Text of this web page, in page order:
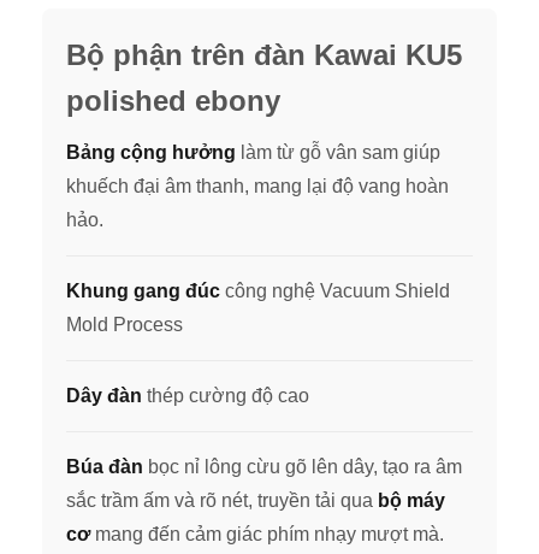
Bộ phận trên đàn Kawai KU5
polished ebony
Bảng cộng hưởng làm từ gỗ vân sam giúp
khuếch đại âm thanh, mang lại độ vang hoàn
hảo.
Khung gang đúc công nghệ Vacuum Shield
Mold Process
Dây đàn thép cường độ cao
Búa đàn bọc nỉ lông cừu gõ lên dây, tạo ra âm
sắc trầm ấm và rõ nét, truyền tải qua bộ máy
cơmang đến cảm giác phím nhạy mượt mà.